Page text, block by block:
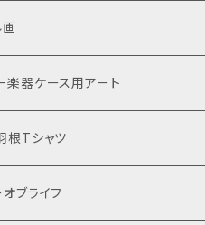
画
楽器ケース用アート
根Tシャツ
ブライフ